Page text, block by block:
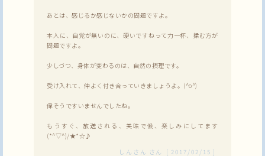
あとは、感じるか感じないかの問題ですよ。
本人に、自覚が無いのに、硬いですねって力一杯、揉む方が
問題ですよ。
少しづつ、身体が変わるのは、自然の摂理です。
受け入れて、仲よく付き合っていきましょうよ。(^o^)
偉そうですいませんでしたね。
もうすぐ、放送される、美味で候、楽しみにしてます
(*^▽^)/★*☆♪
しんさん さん [ 2017/02/15 ]